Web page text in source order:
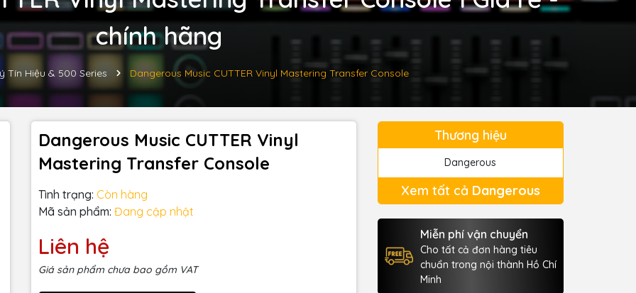
chính hãng
Tín Hiệu & 500 Series Dangerous Music CUTTER Vinyl Mastering Transfer Console
Dangerous Music CUTTER Vinyl
Mastering Transfer Console
Tình trạng: Còn hàng
Mã sản phẩm: Đang cập nhật
Liên hệ
Giá sản phẩm chưa bao gồm VAT
Thương hiệu
Dangerous
Xem tất cả Dangerous
Miễn phí vận chuyển
Cho tất cả đơn hàng tiêu
chuẩn trong nội thành Hồ Chí
Minh